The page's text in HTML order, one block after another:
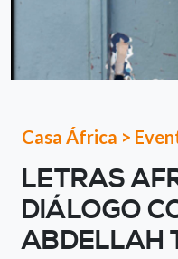
Casa África >
LETRAS
DIÁLOGO
ABDELLAH